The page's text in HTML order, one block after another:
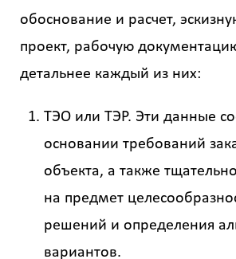
обоснование и расчет,
проект, рабочую
детальнее каждый из них:
ТЭО или ТЭР. Эти данные
основании требований
объекта, а также
на предмет
решений и определения
вариантов.